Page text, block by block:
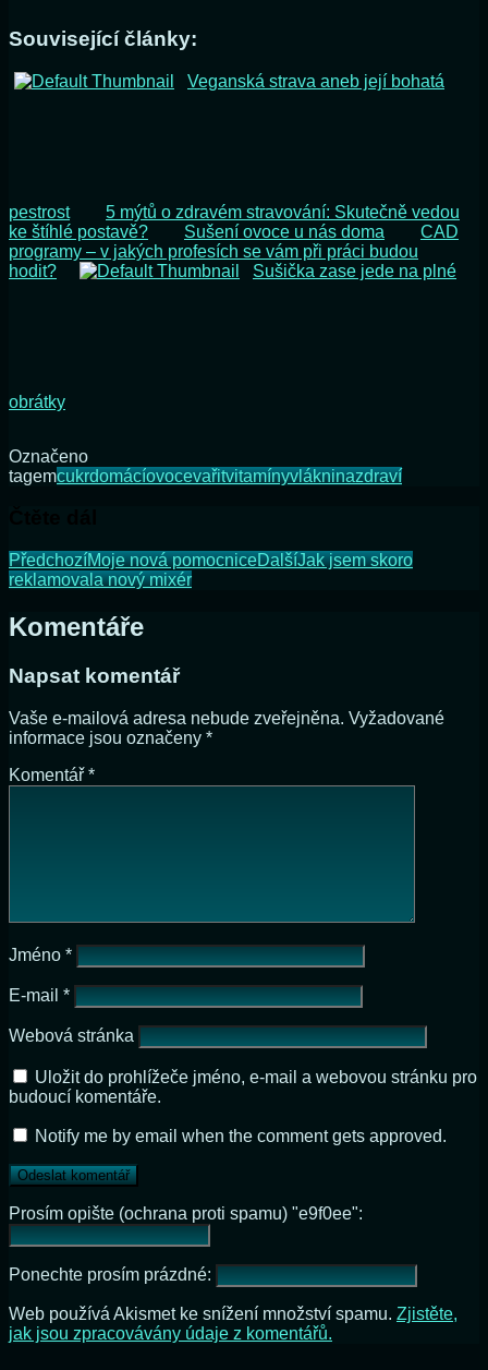
Související články:
Veganská strava aneb její bohatá
pestrost
5 mýtů o zdravém stravování: Skutečně vedou
ke štíhlé postavě?
Sušení ovoce u nás doma
CAD
programy – v jakých profesích se vám při práci budou
hodit?
Sušička zase jede na plné
obrátky
Označeno
tagemcukrdomácíovocevařitvitamínyvlákninazdraví
PředchozíMoje nová pomocniceDalšíJak jsem skoro
reklamovala nový mixér
Komentáře
Napsat komentář
Vaše e-mailová adresa nebude zveřejněna. Vyžadované
informace jsou označeny *
Komentář *
Jméno *
E-mail *
Webová stránka
Uložit do prohlížeče jméno, e-mail a webovou stránku pro
budoucí komentáře.
Notify me by email when the comment gets approved.
Prosím opište (ochrana proti spamu) "e9f0ee":
Ponechte prosím prázdné:
Web používá Akismet ke snížení množství spamu. Zjistěte,
jak jsou zpracovávány údaje z komentářů.